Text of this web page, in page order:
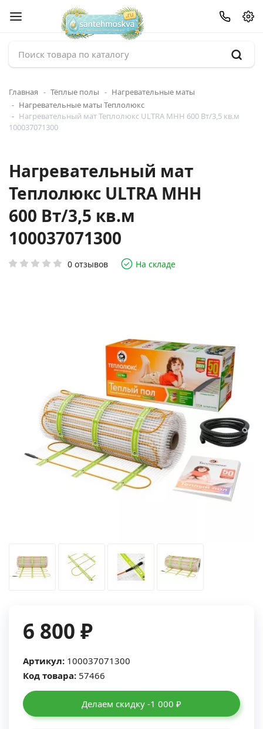
Главная Тёплые полы
Нагревательные маты
Нагревательные маты Теплолюкс
Нагревательный мат Теплолюкс ULTRA МНН 600 Вт/3,5 кв.м
100037071300
Нагревательный мат
Теплолюкс ULTRA МНН
600 Вт/3,5 кв.м
100037071300
0 отзывов На складе
6 800 ₽
Артикул: 100037071300
Код товара: 57466
Делаем скидку -1 000 ₽